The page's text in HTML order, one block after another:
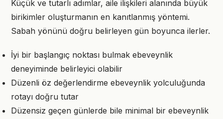
Küçük ve tutarlı adımlar, aile ilişkileri alanında büyük
birikimler oluşturmanın en kanıtlanmış yöntemi.
Sabah yönünü doğru belirleyen gün boyunca ilerler.
İyi bir başlangıç noktası bulmak ebeveynlik
deneyiminde belirleyici olabilir
Düzenli öz değerlendirme ebeveynlik yolculuğunda
rotayı doğru tutar
Düzensiz geçen günlerde bile minimal bir ebeveynlik